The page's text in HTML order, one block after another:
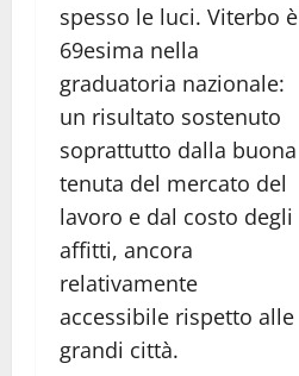
spesso le luci. Viterbo è
69esima nella
graduatoria nazionale:
un risultato sostenuto
soprattutto dalla buona
tenuta del mercato del
lavoro e dal costo degli
affitti, ancora
relativamente
accessibile rispetto alle
grandi città.